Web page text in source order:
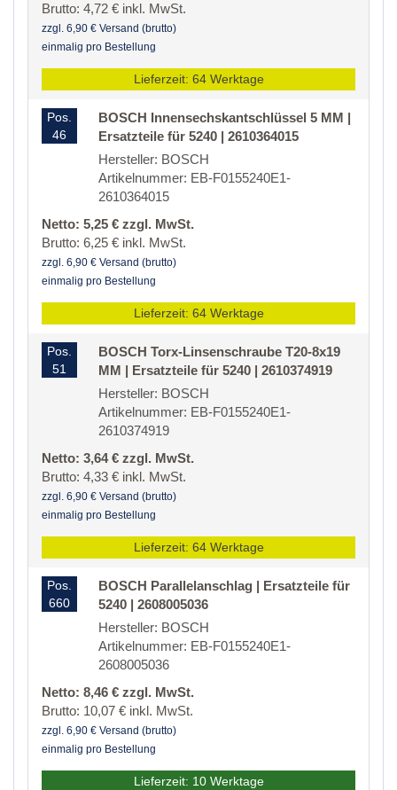
Brutto: 4,72 € inkl. MwSt.
zzgl. 6,90 € Versand (brutto)
einmalig pro Bestellung
Lieferzeit: 64 Werktage
Pos.
46
BOSCH Innensechskantschlüssel 5 MM |
Ersatzteile für 5240 | 2610364015
Hersteller: BOSCH
Artikelnummer: EB-F0155240E1-
2610364015
Netto: 5,25 € zzgl. MwSt.
Brutto: 6,25 € inkl. MwSt.
zzgl. 6,90 € Versand (brutto)
einmalig pro Bestellung
Lieferzeit: 64 Werktage
Pos.
51
BOSCH Torx-Linsenschraube T20-8x19
MM | Ersatzteile für 5240 | 2610374919
Hersteller: BOSCH
Artikelnummer: EB-F0155240E1-
2610374919
Netto: 3,64 € zzgl. MwSt.
Brutto: 4,33 € inkl. MwSt.
zzgl. 6,90 € Versand (brutto)
einmalig pro Bestellung
Lieferzeit: 64 Werktage
Pos.
660
BOSCH Parallelanschlag | Ersatzteile für
5240 | 2608005036
Hersteller: BOSCH
Artikelnummer: EB-F0155240E1-
2608005036
Netto: 8,46 € zzgl. MwSt.
Brutto: 10,07 € inkl. MwSt.
zzgl. 6,90 € Versand (brutto)
einmalig pro Bestellung
Lieferzeit: 10 Werktage